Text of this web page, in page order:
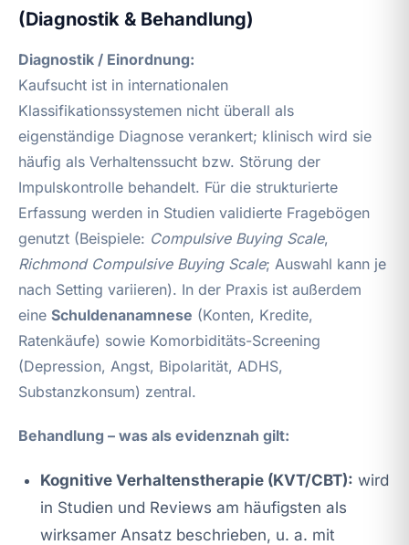
(Diagnostik & Behandlung)
Diagnostik / Einordnung:
Kaufsucht ist in internationalen
Klassifikationssystemen nicht überall als
eigenständige Diagnose verankert; klinisch wird sie
häufig als Verhaltenssucht bzw. Störung der
Impulskontrolle behandelt. Für die strukturierte
Erfassung werden in Studien validierte Fragebögen
genutzt (Beispiele: Compulsive Buying Scale,
Richmond Compulsive Buying Scale; Auswahl kann je
nach Setting variieren). In der Praxis ist außerdem
eine Schuldenanamnese (Konten, Kredite,
Ratenkäufe) sowie Komorbiditäts-Screening
(Depression, Angst, Bipolarität, ADHS,
Substanzkonsum) zentral.
Behandlung – was als evidenznah gilt:
Kognitive Verhaltenstherapie (KVT/CBT): wird
in Studien und Reviews am häufigsten als
wirksamer Ansatz beschrieben, u. a. mit